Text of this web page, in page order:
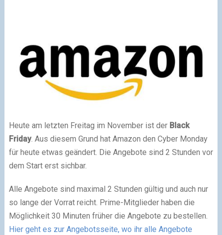
Heute am letzten Freitag im November ist der Black
Friday. Aus diesem Grund hat Amazon den Cyber Monday
für heute etwas geändert. Die Angebote sind 2 Stunden vor
dem Start erst sichbar.
Alle Angebote sind maximal 2 Stunden gültig und auch nur
so lange der Vorrat reicht. Prime-Mitglieder haben die
Möglichkeit 30 Minuten früher die Angebote zu bestellen.
Hier geht es zur Angebotsseite, wo ihr alle Angebote